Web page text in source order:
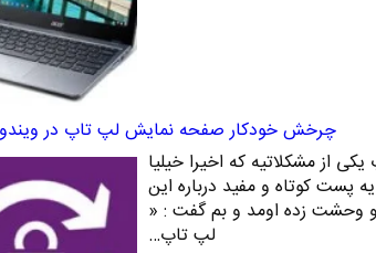
چرخش خودکار صفحه نمایش لپ تاپ در ویندوز 8 و
مشکلاتیه که اخیرا خیلیا
پست کوتاه و مفید درباره این
و وحشت زده اومد و بم گفت : «
لپ تاپ…